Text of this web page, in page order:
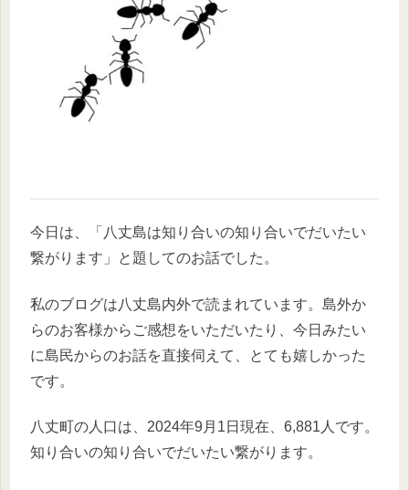
今日は、「八丈島は知り合いの知り合いでだいたい
繋がります」と題してのお話でした。
私のブログは八丈島内外で読まれています。島外か
らのお客様からご感想をいただいたり、今日みたい
に島民からのお話を直接伺えて、とても嬉しかった
です。
八丈町の人口は、2024年9月1日現在、6,881人です。
知り合いの知り合いでだいたい繋がります。